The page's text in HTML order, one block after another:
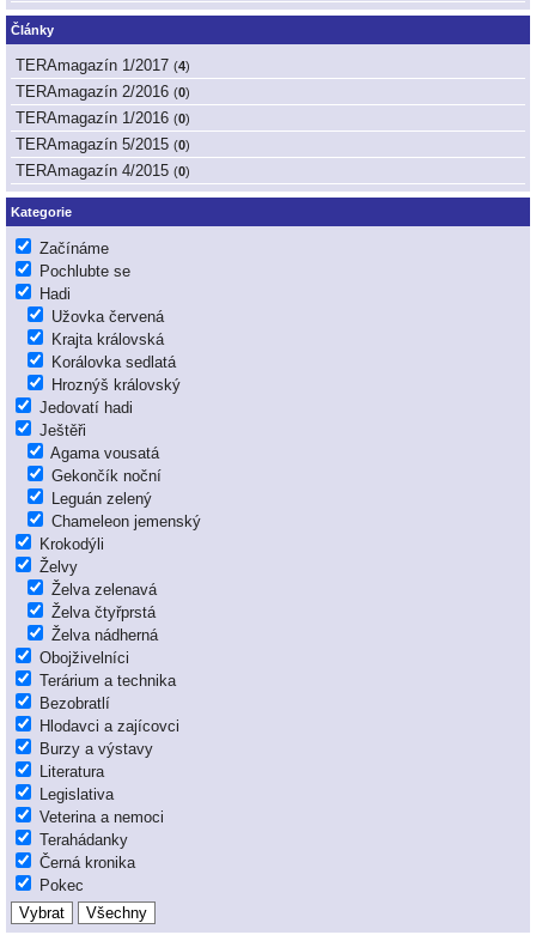
Články
TERAmagazín 1/2017 (4)
TERAmagazín 2/2016 (0)
TERAmagazín 1/2016 (0)
TERAmagazín 5/2015 (0)
TERAmagazín 4/2015 (0)
Kategorie
Začínáme
Pochlubte se
Hadi
Užovka červená
Krajta královská
Korálovka sedlatá
Hroznýš královský
Jedovatí hadi
Ještěři
Agama vousatá
Gekončík noční
Leguán zelený
Chameleon jemenský
Krokodýli
Želvy
Želva zelenavá
Želva čtyřprstá
Želva nádherná
Obojživelníci
Terárium a technika
Bezobratlí
Hlodavci a zajícovci
Burzy a výstavy
Literatura
Legislativa
Veterina a nemoci
Terahádanky
Černá kronika
Pokec